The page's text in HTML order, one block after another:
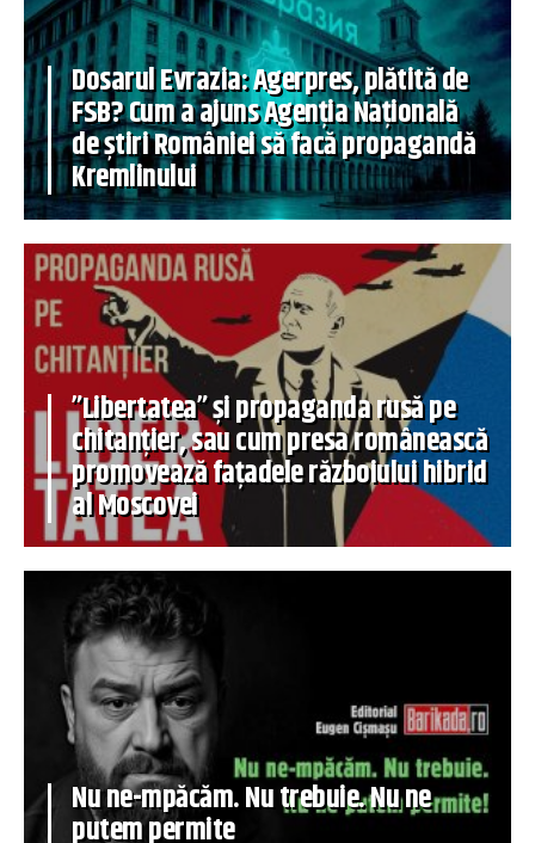
Dosarul Evrazia: Agerpres, plătită de
FSB? Cum a ajuns Agenția Națională
de știri României să facă propagandă
Kremlinului
”Libertatea” și propaganda rusă pe
chitanțier, sau cum presa românească
promovează fațadele războiului hibrid
al Moscovei
Nu ne-mpăcăm. Nu trebuie. Nu ne
putem permite